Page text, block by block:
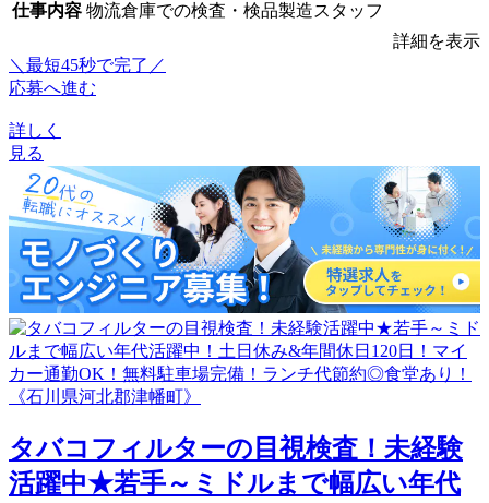
仕事内容 物流倉庫での検査・検品製造スタッフ
詳細を表示
＼最短45秒で完了／
応募へ進む
詳しく
見る
タバコフィルターの目視検査！未経験
活躍中★若手～ミドルまで幅広い年代